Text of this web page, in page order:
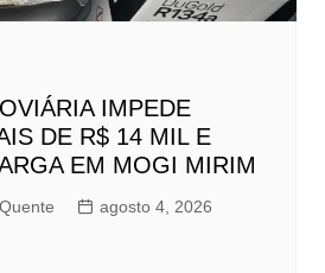
IMPEDE
DE R$ 14 MIL E
EM MOGI MIRIM
agosto 4, 2026